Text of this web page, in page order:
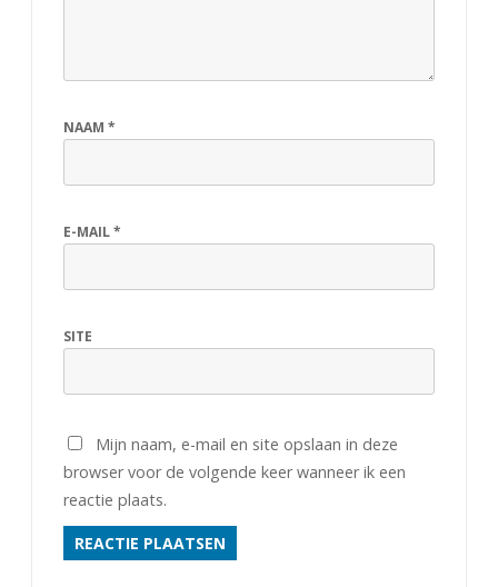
NAAM *
E-MAIL*
SITE
Mijn naam, e-mail en site opslaan in deze
browser voor de volgende keer wanneer ik een
reactie plaats.